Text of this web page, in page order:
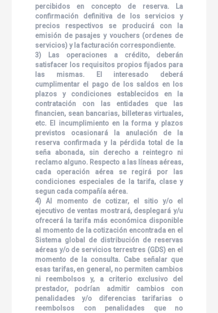
percibidos en concepto de reserva. La
confirmación definitiva de los servicios y
precios respectivos se producirá con la
emisión de pasajes y vouchers (ordenes de
servicios) y la facturación correspondiente.
3) Las operaciones a crédito, deberán
satisfacer los requisitos propios fijados para
las mismas. El interesado deberá
cumplimentar el pago de los saldos en los
plazos y condiciones establecidos en la
contratación con las entidades que las
financien, sean bancarias, billeteras virtuales,
etc. El incumplimiento en la forma y plazos
previstos ocasionará la anulación de la
reserva confirmada y la pérdida total de la
seña abonada, sin derecho a reintegro ni
reclamo alguno. Respecto a las líneas aéreas,
cada operación aérea se regirá por las
condiciones especiales de la tarifa, clase y
segun cada compañía aérea.
4) Al momento de cotizar, el sitio y/o el
ejecutivo de ventas mostrará, desplegará y/u
ofrecerá la tarifa más económica disponible
al momento de la cotización encontrada en el
Sistema global de distribución de reservas
aéreas y/o de servicios terrestres (GDS) en el
momento de la consulta. Cabe señalar que
esas tarifas, en general, no permiten cambios
ni reembolsos y, a criterio exclusivo del
prestador, podrían admitir cambios con
penalidades y/o diferencias tarifarias o
reembolsos con penalidades que no